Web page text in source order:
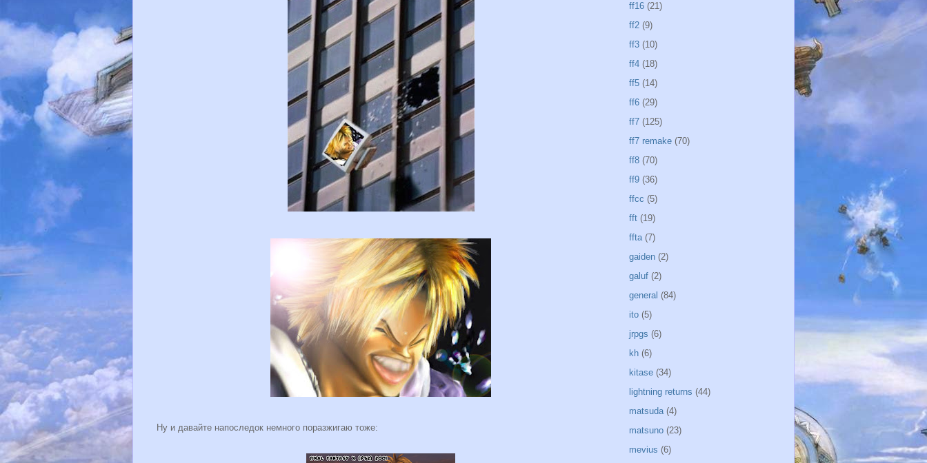
Ну и давайте напоследок немного поразжигаю тоже:
ff16 (21)
ff2 (9)
ff3 (10)
ff4 (18)
ff5 (14)
ff6 (29)
ff7 (125)
ff7 remake (70)
ff8 (70)
ff9 (36)
ffcc (5)
fft (19)
ffta (7)
gaiden (2)
galuf (2)
general (84)
ito (5)
jrpgs (6)
kh (6)
kitase (34)
lightning returns (44)
matsuda (4)
matsuno (23)
mevius (6)